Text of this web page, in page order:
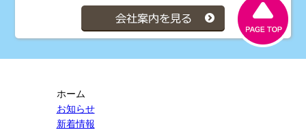
ホーム
お知らせ
新着情報